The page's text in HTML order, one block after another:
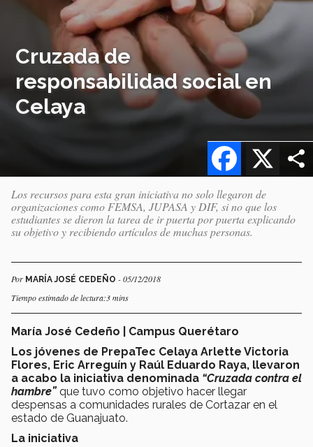
Cruzada de
responsabilidad social en
Celaya
X
Facebook
Los recursos para esta gran iniciativa no solo llegaron de
organizaciones como FEMSA, JUPASA y DIF, si no que los
estudiantes se dieron la tarea de ir puerta por puerta explicando
su objetivo y recibiendo artículos de muchas personas.
Por MARÍA JOSÉ CEDEÑO - 05/12/2018
Tiempo estimado de lectura:3 mins
María José Cedeño | Campus Querétaro
Los jóvenes de PrepaTec Celaya Arlette Victoria
Flores, Eric Arreguín y Raúl Eduardo Raya, llevaron
a acabo la iniciativa denominada “Cruzada contra el
hambre”que tuvo como objetivo hacer llegar
despensas a comunidades rurales de Cortazar en el
estado de Guanajuato.
La iniciativa